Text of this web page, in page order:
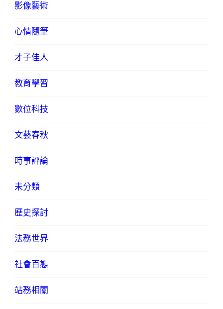
影像藝術
心情隨筆
才子佳人
教育學習
數位科技
文藝春秋
時事評論
未分類
歷史探討
法務世界
社會百態
站務相關